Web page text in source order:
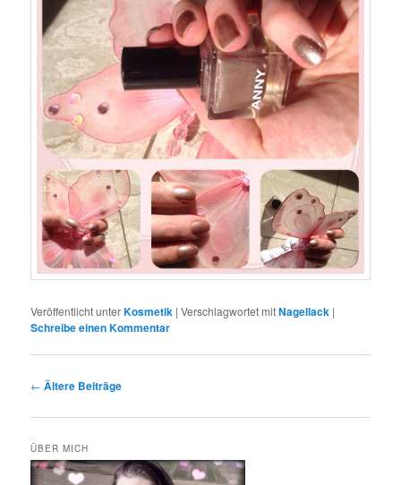
Veröffentlicht unterKosmetik |Verschlagwortet mitNagellack |
Schreibe einen Kommentar
Beitragsnavigation
← Ältere Beiträge
ÜBER MICH